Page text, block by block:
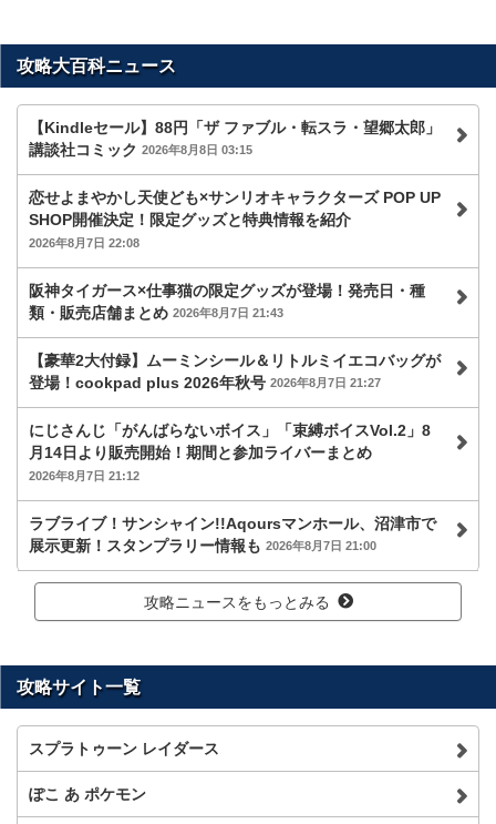
攻略大百科ニュース
【Kindleセール】88円「ザ ファブル・転スラ・望郷太郎」
講談社コミック 2026年8月8日 03:15
恋せよまやかし天使ども×サンリオキャラクターズ POP UP
SHOP開催決定！限定グッズと特典情報を紹介
2026年8月7日 22:08
阪神タイガース×仕事猫の限定グッズが登場！発売日・種
類・販売店舗まとめ 2026年8月7日 21:43
【豪華2大付録】ムーミンシール＆リトルミイエコバッグが
登場！cookpad plus 2026年秋号 2026年8月7日 21:27
にじさんじ「がんばらないボイス」「束縛ボイスVol.2」8
月14日より販売開始！期間と参加ライバーまとめ
2026年8月7日 21:12
ラブライブ！サンシャイン!!Aqoursマンホール、沼津市で
展示更新！スタンプラリー情報も 2026年8月7日 21:00
攻略ニュースをもっとみる
攻略サイト一覧
スプラトゥーン レイダース
ぽこ あ ポケモン